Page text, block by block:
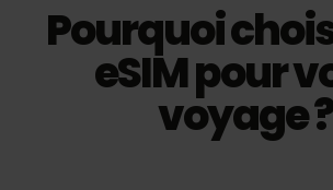
Pourquoi
eSIM pour
voyage ?